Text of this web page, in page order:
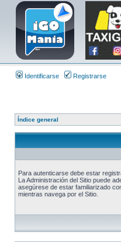
Identificarse Registrarse
Índice general
Para autenticarse debe estar
La Administración del Sitio puede
asegúrese de estar familiarizado
mientras navega por el Sitio.